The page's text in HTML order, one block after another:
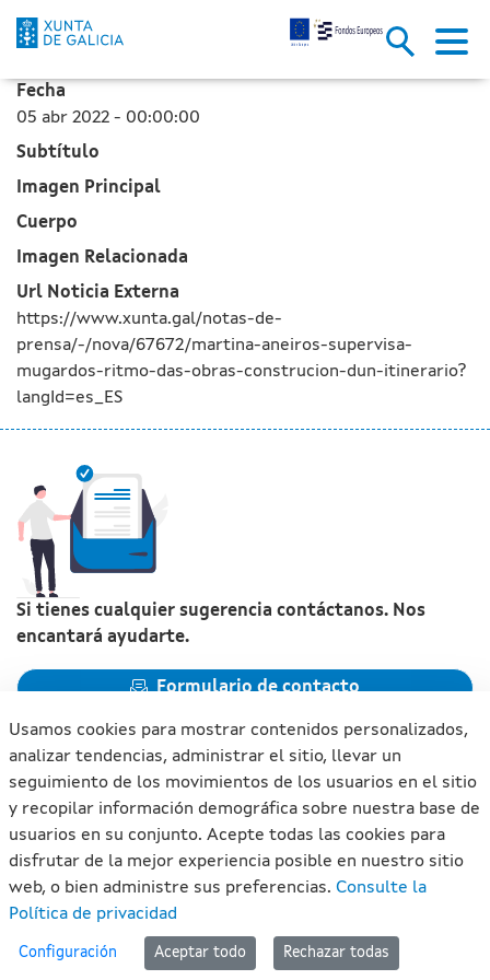
Martina Aneiros supervisa en
Saltar al contenido principal
Fecha
05 abr 2022 - 00:00:00
Subtítulo
Imagen Principal
Cuerpo
Imagen Relacionada
Url Noticia Externa
https://www.xunta.gal/notas-de-
prensa/-/nova/67672/martina-aneiros-supervisa-
mugardos-ritmo-das-obras-construcion-dun-itinerario?
langId=es_ES
Si tienes cualquier sugerencia contáctanos. Nos
encantará ayudarte.
Formulario de contacto
Xunta de Galicia. Información mantenida y publicada en
internet por la Xunta de Galicia
Atención a la ciudadanía
Accesibilidad
Usamos cookies para mostrar contenidos personalizados,
analizar tendencias, administrar el sitio, llevar un
seguimiento de los movimientos de los usuarios en el sitio
y recopilar información demográfica sobre nuestra base de
usuarios en su conjunto. Acepte todas las cookies para
disfrutar de la mejor experiencia posible en nuestro sitio
web, o bien administre sus preferencias. Consulte la
Política de privacidad
Configuración Aceptar todo Rechazar todas